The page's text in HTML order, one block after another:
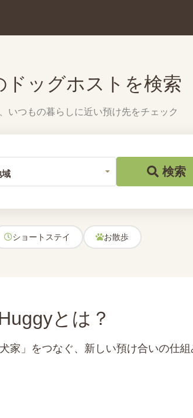
ドッグホストを検索
いつもの暮らしに近い預け先をチェック
検索
ショートステイ お散歩
とは？
家」をつなぐ、新しい預け合いの仕組